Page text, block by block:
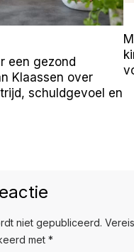
een gezond
Klaassen over
schuldgevoel en
niet gepubliceerd.
met *